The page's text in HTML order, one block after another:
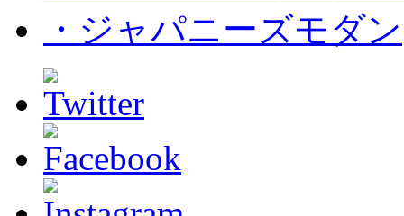
・ジャパニーズモダン